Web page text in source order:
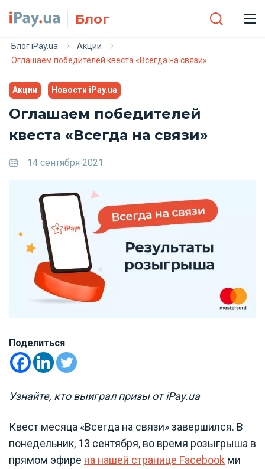
Блог
Блог iPay.ua
Акции
Оглашаем победителей квеста «Всегда на связи»
Акции Новости iPay.ua
Оглашаем победителей
квеста «Всегда на связи»
14 сентября 2021
Поделиться
Узнайте, кто выиграл призы от iPay.ua
Квест месяца «Всегда на связи» завершился. В
понедельник, 13 сентября, во время розыгрыша в
прямом эфире на нашей странице Facebook ми